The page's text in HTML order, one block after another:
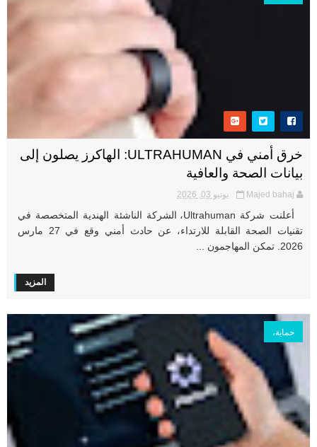
خرق أمني في ULTRAHUMAN: الهاكرز يصلون إلى
بيانات الصحة والعافية
Majed bahaj يونيو 03, 2026
أعلنت شركة Ultrahuman، الشركة الناشئة الهندية المتخصصة في
تقنيات الصحة القابلة للارتداء، عن حادث أمني وقع في 27 مارس
2026. تمكن المهاجمون ...
المزيد
حماية،